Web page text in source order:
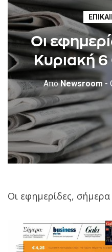
Oι
Κυριακή
ΑπόNewsroom -
Oι εφημερίδες,